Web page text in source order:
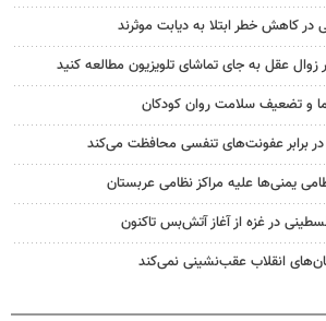
در کاهش خطر ابتلا به دیابت موثرند
عقل به جای تماشای تلویزیون مطالعه کنید
و تضعیف سلامت روان کودکان
در برابر عفونت‌های تنفسی محافظت می‌کند
یمنی‌ها علیه مراکز نظامی عربستان
انقلاب عقب‌نشینی نمی‌کند